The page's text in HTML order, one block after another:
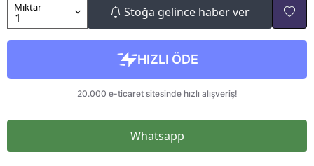
Miktar Stoğa gelince haber ver
Whatsapp